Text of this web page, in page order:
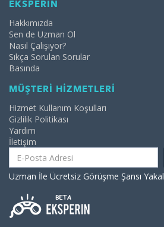
EKSPERİN
Hakkımızda
Sen de Uzman Ol
Nasıl Çalışıyor?
Sıkça Sorulan Sorular
Basında
MÜŞTERİ HİZMETLERİ
Hizmet Kullanım Koşulları
Gizlilik Politikası
Yardım
İletişim
Uzman İle Ücretsiz Görüşme Şansı